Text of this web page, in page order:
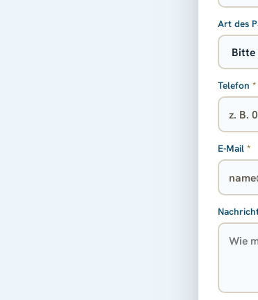
Art des
Telefon *
E-Mail *